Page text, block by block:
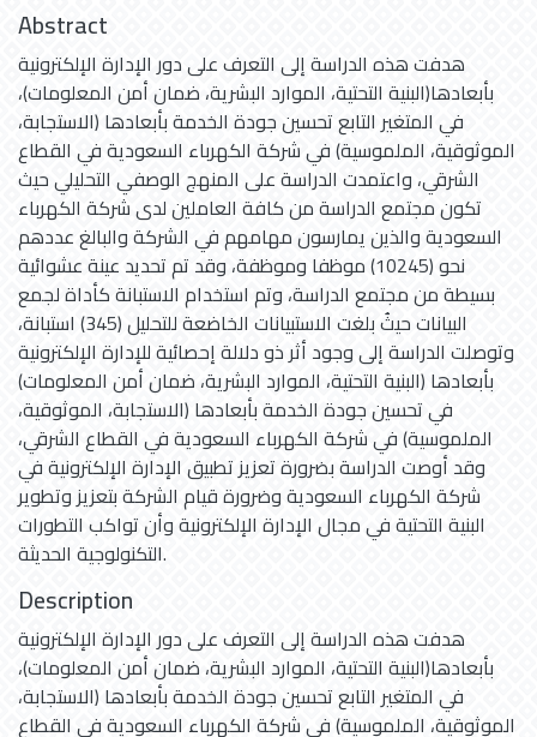
Abstract
هدفت هذه الدراسة إلى التعرف على دور الإدارة الإلكترونية
بأبعادها(البنية التحتية، الموارد البشرية، ضمان أمن المعلومات)،
في المتغير التابع تحسين جودة الخدمة بأبعادها (الاستجابة،
الموثوقية، الملموسية) في شركة الكهرباء السعودية في القطاع
الشرقي، واعتمدت الدراسة على المنهج الوصفي التحليلي حيث
تكون مجتمع الدراسة من كافة العاملين لدى شركة الكهرباء
السعودية والذين يمارسون مهامهم في الشركة والبالغ عددهم
نحو (10245) موظفا وموظفة، وقد تم تحديد عينة عشوائية
بسيطة من مجتمع الدراسة، وتم استخدام الاستبانة كأداة لجمع
البيانات حيثُ بلغت الاستبيانات الخاضعة للتحليل (345) استبانة،
وتوصلت الدراسة إلى وجود أثر ذو دلالة إحصائية للإدارة الإلكترونية
بأبعادها (البنية التحتية، الموارد البشرية، ضمان أمن المعلومات)
في تحسين جودة الخدمة بأبعادها (الاستجابة، الموثوقية،
الملموسية) في شركة الكهرباء السعودية في القطاع الشرقي،
وقد أوصت الدراسة بضرورة تعزيز تطبيق الإدارة الإلكترونية في
شركة الكهرباء السعودية وضرورة قيام الشركة بتعزيز وتطوير
البنية التحتية في مجال الإدارة الإلكترونية وأن تواكب التطورات
التكنولوجية الحديثة.
Description
هدفت هذه الدراسة إلى التعرف على دور الإدارة الإلكترونية
بأبعادها(البنية التحتية، الموارد البشرية، ضمان أمن المعلومات)،
في المتغير التابع تحسين جودة الخدمة بأبعادها (الاستجابة،
الموثوقية، الملموسية) في شركة الكهرباء السعودية في القطاع